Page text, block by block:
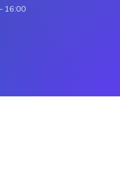
16:00